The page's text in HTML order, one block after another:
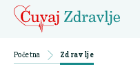
Početna Zdravlje